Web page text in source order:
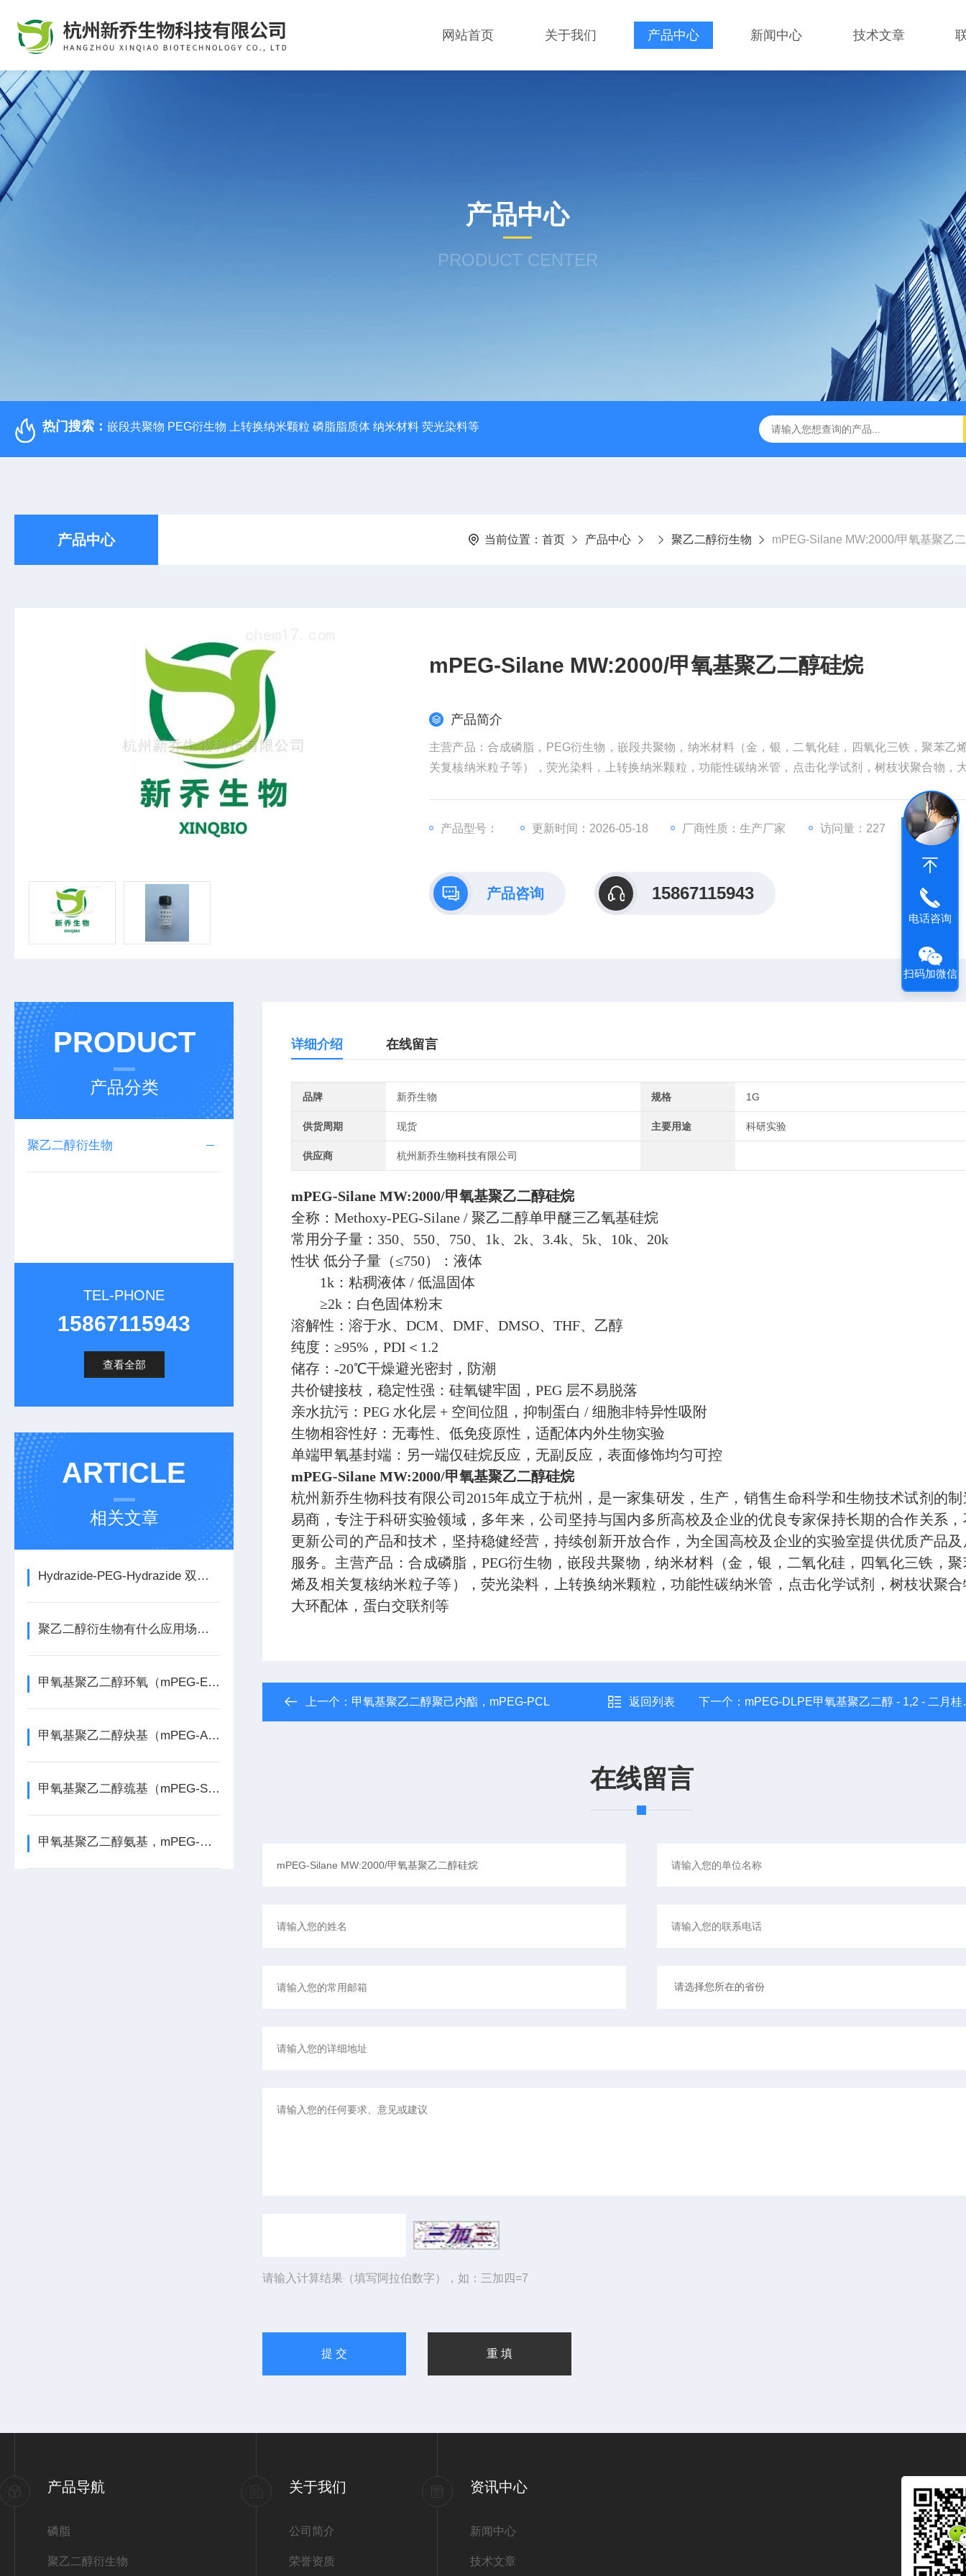
网站首页 关于我们 产品中心 新闻中心 技术文章
产品中心
PRODUCT CENTER
热门搜索： 嵌段共聚物 PEG衍生物 上转换纳米颗粒 磷脂脂质体 纳米材料 荧光染料等
产品中心 当前位置： 首页 产品中心 聚乙二醇衍生物 mPEG‑Silane MW:2000/甲氧基聚乙
mPEG‑Silane MW:2000/甲氧基聚乙二醇硅烷
产品简介
主营产品：合成磷脂，PEG衍生物，嵌段共聚物，纳米材料（金，银，二氧化硅，四氧化三铁，聚苯乙
关复核纳米粒子等），荧光染料，上转换纳米颗粒，功能性碳纳米管，点击化学试剂，树枝状聚合物，
产品型号： 更新时间：2026-05-18 厂商性质：生产厂家 访问量：227
产品咨询 15867115943
PRODUCT
产品分类
聚乙二醇衍生物
TEL-PHONE
15867115943
查看全部
ARTICLE
相关文章
Hydrazide-PEG-Hydrazide 双酰肼聚乙二醇详情介绍
聚乙二醇衍生物有什么应用场景？
甲氧基聚乙二醇环氧（mPEG-Epoxides）详解
甲氧基聚乙二醇炔基（mPEG-Alkyne）解析
甲氧基聚乙二醇巯基（mPEG-SH）：结构、性质与应用
甲氧基聚乙二醇氨基，mPEG-NH2详情介绍
详细介绍 在线留言
品牌 新乔生物 规格 1G
供货周期 现货 主要用途 科研实验
供应商 杭州新乔生物科技有限公司
mPEG‑Silane MW:2000/甲氧基聚乙二醇硅烷
全称：Methoxy‑PEG‑Silane / 聚乙二醇单甲醚三乙氧基硅烷
常用分子量：350、550、750、1k、2k、3.4k、5k、10k、20k
性状 低分子量（≤750）：液体
1k：粘稠液体 / 低温固体
≥2k：白色固体粉末
溶解性：溶于水、DCM、DMF、DMSO、THF、乙醇
纯度：≥95%，PDI＜1.2
储存：‑20℃干燥避光密封，防潮
共价键接枝，稳定性强：硅氧键牢固，PEG 层不易脱落
亲水抗污：PEG 水化层 + 空间位阻，抑制蛋白 / 细胞非特异性吸附
生物相容性好：无毒性、低免疫原性，适配体内外生物实验
单端甲氧基封端：另一端仅硅烷反应，无副反应，表面修饰均匀可控
mPEG‑Silane MW:2000/甲氧基聚乙二醇硅烷
杭州新乔生物科技有限公司2015年成立于杭州，是一家集研发，生产，销售生命科学和生物技术试剂的制
易商，专注于科研实验领域，多年来，公司坚持与国内多所高校及企业的优良专家保持长期的合作关系，
更新公司的产品和技术，坚持稳健经营，持续创新开放合作，为全国高校及企业的实验室提供优质产品及
服务。主营产品：合成磷脂，PEG衍生物，嵌段共聚物，纳米材料（金，银，二氧化硅，四氧化三铁，聚
烯及相关复核纳米粒子等），荧光染料，上转换纳米颗粒，功能性碳纳米管，点击化学试剂，树枝状聚合
大环配体，蛋白交联剂等
上一个： 甲氧基聚乙二醇聚己内酯，mPEG-PCL 返回列表 下一个： mPEG-DLPE甲氧基聚乙二醇 - 1,2 - 二月桂酰磷脂酰乙醇胺
在线留言
请输入计算结果（填写阿拉伯数字），如：三加四=7
产品导航
磷脂
聚乙二醇衍生物
关于我们
公司简介
荣誉资质
资讯中心
新闻中心
技术文章
电话咨询
扫码加微信